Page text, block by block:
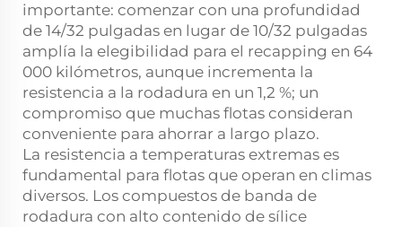
importante: comenzar con una profundidad
de 14/32 pulgadas en lugar de 10/32 pulgadas
amplía la elegibilidad para el recapping en 64
000 kilómetros, aunque incrementa la
resistencia a la rodadura en un 1,2 %; un
compromiso que muchas flotas consideran
conveniente para ahorrar a largo plazo.
La resistencia a temperaturas extremas es
fundamental para flotas que operan en climas
diversos. Los compuestos de banda de
rodadura con alto contenido de sílice